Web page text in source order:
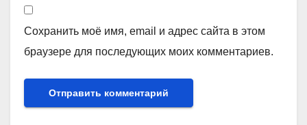
Сохранить моё имя, email и адрес сайта в этом
браузере для последующих моих комментариев.